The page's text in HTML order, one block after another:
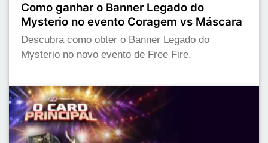
Como ganhar o Banner Legado do
Mysterio no evento Coragem vs Máscara
Descubra como obter o Banner Legado do
Mysterio no novo evento de Free Fire.